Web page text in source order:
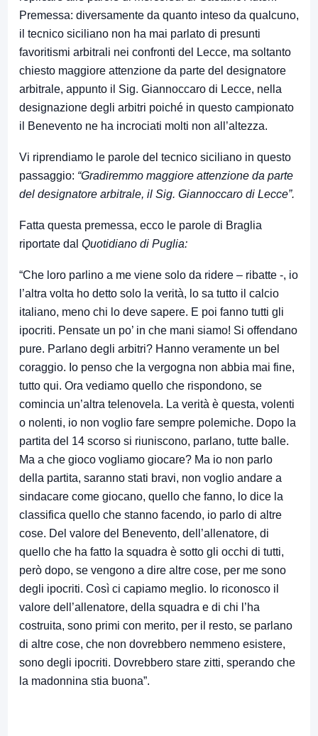
Premessa: diversamente da quanto inteso da qualcuno,
il tecnico siciliano non ha mai parlato di presunti
favoritismi arbitrali nei confronti del Lecce, ma soltanto
chiesto maggiore attenzione da parte del designatore
arbitrale, appunto il Sig. Giannoccaro di Lecce, nella
designazione degli arbitri poiché in questo campionato
il Benevento ne ha incrociati molti non all’altezza.
Vi riprendiamo le parole del tecnico siciliano in questo
passaggio: “Gradiremmo maggiore attenzione da parte
del designatore arbitrale, il Sig. Giannoccaro di Lecce”.
Fatta questa premessa, ecco le parole di Braglia
riportate dal Quotidiano di Puglia:
“Che loro parlino a me viene solo da ridere – ribatte -, io
l’altra volta ho detto solo la verità, lo sa tutto il calcio
italiano, meno chi lo deve sapere. E poi fanno tutti gli
ipocriti. Pensate un po’ in che mani siamo! Si offendano
pure. Parlano degli arbitri? Hanno veramente un bel
coraggio. Io penso che la vergogna non abbia mai fine,
tutto qui. Ora vediamo quello che rispondono, se
comincia un’altra telenovela. La verità è questa, volenti
o nolenti, io non voglio fare sempre polemiche. Dopo la
partita del 14 scorso si riuniscono, parlano, tutte balle.
Ma a che gioco vogliamo giocare? Ma io non parlo
della partita, saranno stati bravi, non voglio andare a
sindacare come giocano, quello che fanno, lo dice la
classifica quello che stanno facendo, io parlo di altre
cose. Del valore del Benevento, dell’allenatore, di
quello che ha fatto la squadra è sotto gli occhi di tutti,
però dopo, se vengono a dire altre cose, per me sono
degli ipocriti. Così ci capiamo meglio. Io riconosco il
valore dell’allenatore, della squadra e di chi l’ha
costruita, sono primi con merito, per il resto, se parlano
di altre cose, che non dovrebbero nemmeno esistere,
sono degli ipocriti. Dovrebbero stare zitti, sperando che
la madonnina stia buona”.